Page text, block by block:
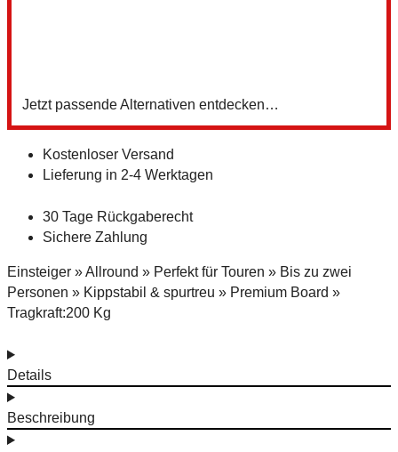
Jetzt passende Alternativen entdecken…
Kostenloser Versand
Lieferung in 2-4 Werktagen
30 Tage Rückgaberecht
Sichere Zahlung
Einsteiger » Allround » Perfekt für Touren » Bis zu zwei
Personen » Kippstabil & spurtreu » Premium Board »
Tragkraft:200 Kg
Details
Beschreibung